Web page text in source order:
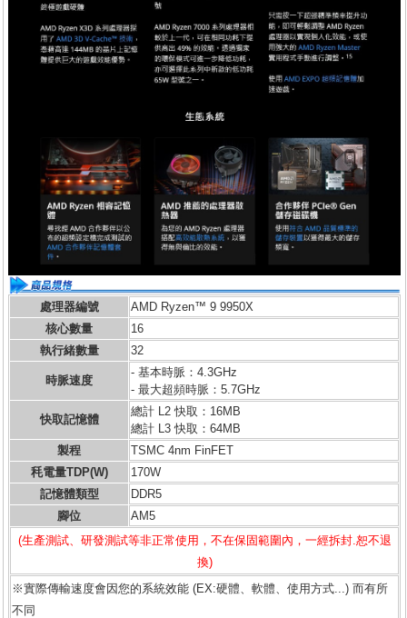
處理器編號
AMD Ryzen™ 9 9950X
核心數量
16
執行緒數量
32
時脈速度
- 基本時脈：4.3GHz
- 最大超頻時脈：5.7GHz
快取記憶體
總計 L2 快取：16MB
總計 L3 快取：64MB
製程
TSMC 4nm FinFET
秏電量TDP(W)
170W
記憶體類型
DDR5
腳位
AM5
(生產測試、研發測試等非正常使用，不在保固範圍內，一經拆封.恕不退
換)
※實際傳輸速度會因您的系統效能 (EX:硬體、軟體、使用方式...) 而有所
不同